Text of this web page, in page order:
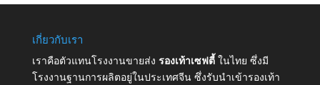
เกี่ยวกับเรา
เราคือตัวแทนโรงงานขายส่ง รองเท้าเซฟตี้ ในไทย ซึ่งมี
โรงงานฐานการผลิตอยู่ในประเทศจีน ซึ่งรับนำเข้ารองเท้า